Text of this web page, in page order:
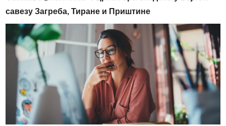
савезу Загреба, Тиране и Приштине